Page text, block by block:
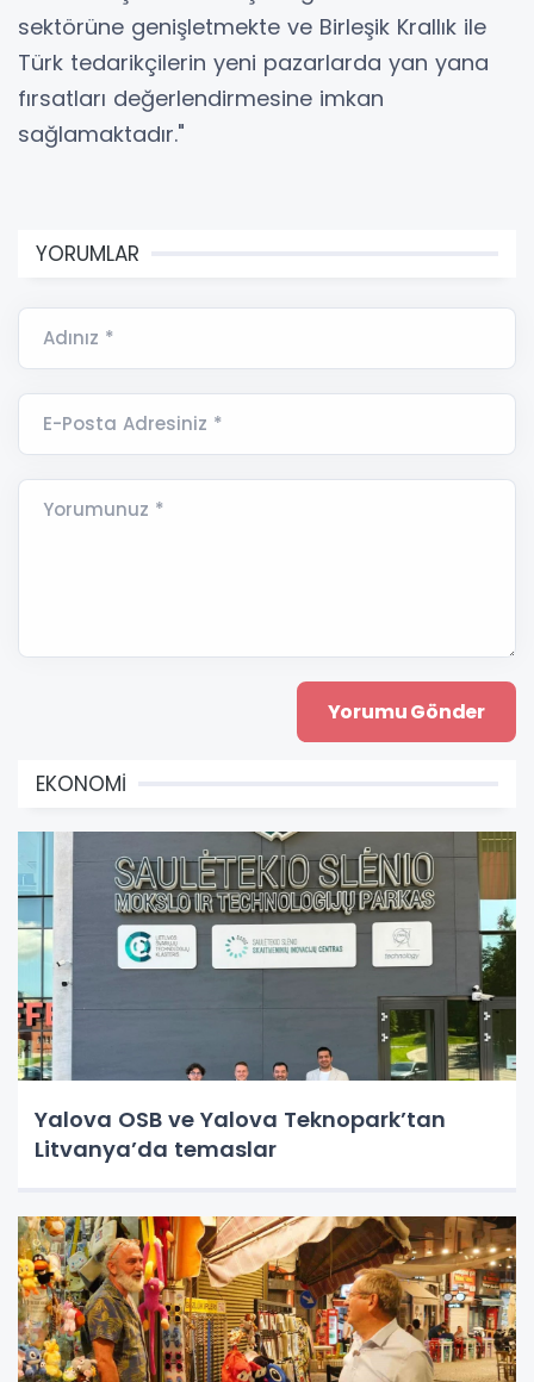
sektörüne genişletmekte ve Birleşik Krallık ile
Türk tedarikçilerin yeni pazarlarda yan yana
fırsatları değerlendirmesine imkan
sağlamaktadır."
YORUMLAR
Adınız *
E-Posta Adresiniz *
Yorumunuz *
EKONOMİ
Yalova OSB ve Yalova Teknopark’tan
Litvanya’da temaslar